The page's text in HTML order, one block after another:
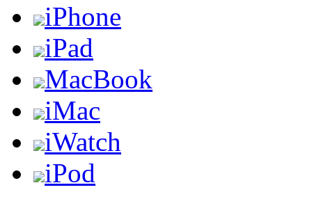
iPhone
iPad
MacBook
iMac
iWatch
iPod